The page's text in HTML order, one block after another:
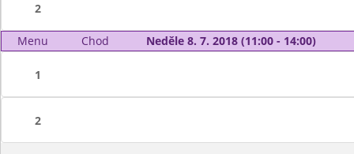
2
Menu Chod Neděle 8. 7. 2018 (11:00 - 14:00)
1
2